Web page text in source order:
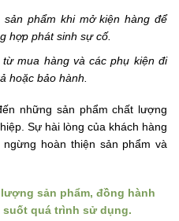
phẩm khi mở kiện hàng để
hợp phát sinh sự cố.
mua hàng và các phụ kiện đi
hoặc bảo hành.
những sản phẩm chất lượng
Sự hài lòng của khách hàng
hoàn thiện sản phẩm và
lượng sản phẩm, đồng hành
quá trình sử dụng.